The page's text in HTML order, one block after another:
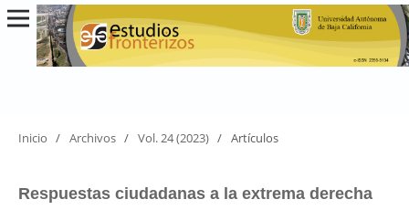
Inicio / Archivos / Vol. 24 (2023) / Artículos
Respuestas ciudadanas a la extrema derecha